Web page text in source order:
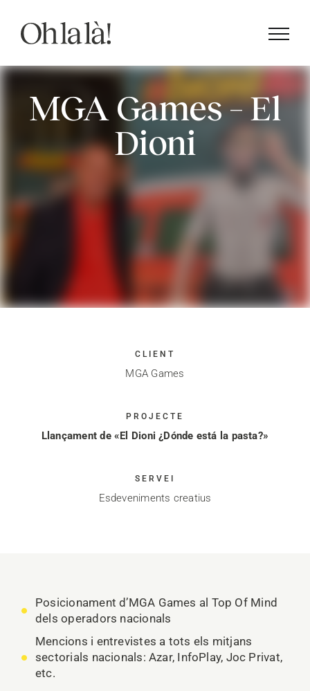
content
MGA Games – El
Dioni
CLIENT
MGA Games
PROJECTE
Llançament de «El Dioni ¿Dónde está la pasta?»
SERVEI
Esdeveniments creatius
Posicionament d’MGA Games al Top Of Mind
dels operadors nacionals
Mencions i entrevistes a tots els mitjans
sectorials nacionals: Azar, InfoPlay, Joc Privat,
etc.